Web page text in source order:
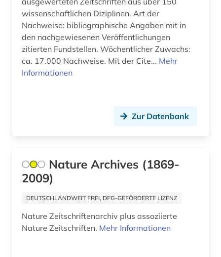
landwirtschaft (1)
limnologie (1)
linguistik (2)
maschinenwesen (1)
medienwissenschaft (3)
wissenschaftlichen Diziplinen. Art der
Nachweise: bibliographische Angaben mit in
den nachgewiesenen Veröffentlichungen
zitierten Fundstellen. Wöchentlicher Zuwachs:
ca. 17.000 Nachweise. Mit der Cite... Mehr
Informationen
Zur Datenbank
Nature Archives (1869-
2009)
DEUTSCHLANDWEIT FREI, DFG-GEFÖRDERTE LIZENZ
Nature Zeitschriftenarchiv plus assoziierte
Nature Zeitschriften. Mehr Informationen